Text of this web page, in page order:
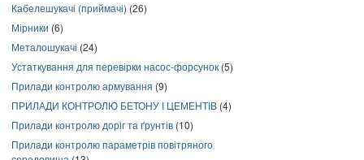
Кабелешукачі (приймачі) (26)
Мірники (6)
Металошукачі (24)
Устаткування для перевірки насос-форсунок (5)
Прилади контролю армування (9)
ПРИЛАДИ КОНТРОЛЮ БЕТОНУ І ЦЕМЕНТІВ (4)
Прилади контролю доріг та ґрунтів (10)
Прилади контролю параметрів повітряного